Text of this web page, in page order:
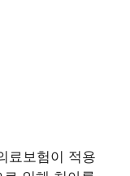
료보험이 적용